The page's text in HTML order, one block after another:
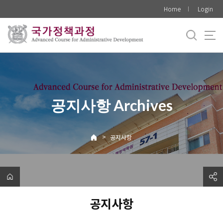
로
메
Home Login
공지사항 Archives
> 공지사항
공지사항